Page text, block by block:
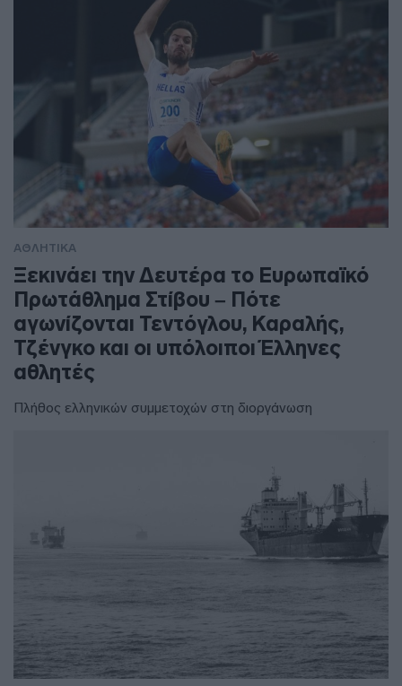
ΑΘΛΗΤΙΚΑ
Ξεκινάει την Δευτέρα το Ευρωπαϊκό
Πρωτάθλημα Στίβου – Πότε
αγωνίζονται Τεντόγλου, Καραλής,
Τζένγκο και οι υπόλοιποι Έλληνες
αθλητές
Πλήθος ελληνικών συμμετοχών στη διοργάνωση